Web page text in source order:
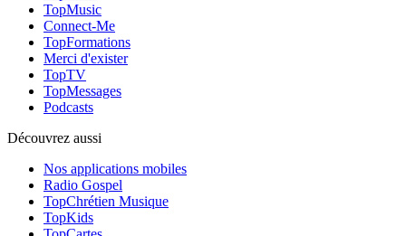
TopMusic
Connect-Me
TopFormations
Merci d'exister
TopTV
TopMessages
Podcasts
Découvrez aussi
Nos applications mobiles
Radio Gospel
TopChrétien Musique
TopKids